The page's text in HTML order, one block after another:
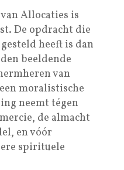
Allocaties is
De opdracht die
heeft is dan
beeldende
van
moralistische
neemt tégen
de almacht
en vóór
spirituele